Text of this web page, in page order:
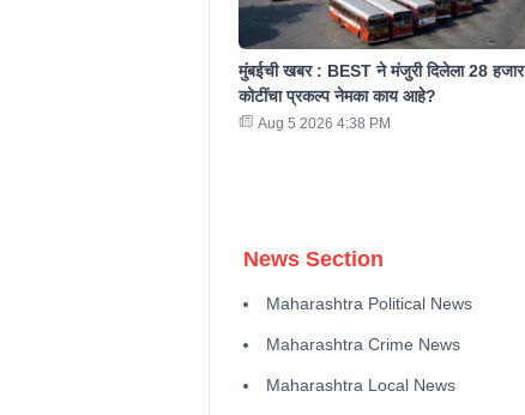
मुंबईची खबर : BEST ने मंजुरी दिलेला 28 हजार
कोटींचा प्रकल्प नेमका काय आहे?
Aug 5 2026 4:38 PM
News Section
Maharashtra Political News
Maharashtra Crime News
Maharashtra Local News